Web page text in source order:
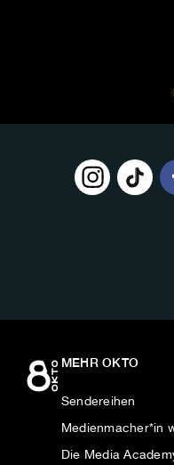
MEHR OKTO
Sendereihen
Medienmacher*in
Die Media